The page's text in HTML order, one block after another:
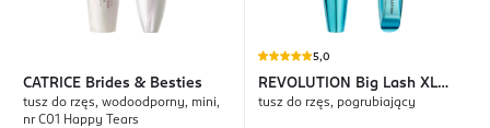
CATRICE Brides & Besties
tusz do rzęs, wodoodporny, mini,
nr C01 Happy Tears
5,0
REVOLUTION
Big Lash XL
Volume
tusz do rzęs, pogrubiający